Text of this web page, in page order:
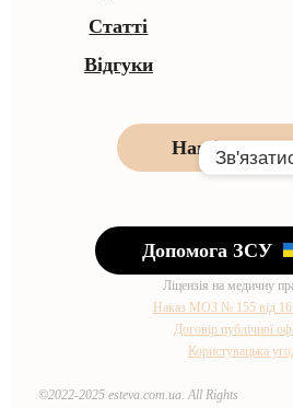
Статті
Відгуки
Наші
Допомога ЗСУ
Ліцензія на медичну
Наказ МОЗ № 155 від
Договір публічної
Користувацька
©2022-2025 esteva.com.ua. All Rights